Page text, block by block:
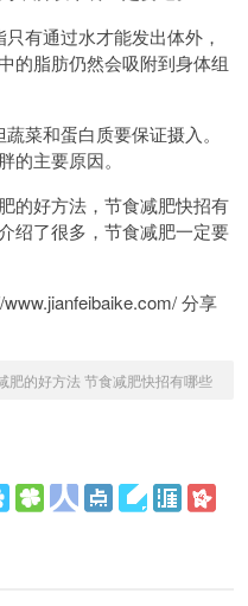
有通过水才能发出体外，
的脂肪仍然会吸附到身体组
和蛋白质要保证摄入。
的主要原因。
好方法，节食减肥快招有
绍了很多，节食减肥一定要
分享
肥的好方法 节食减肥快招有哪些